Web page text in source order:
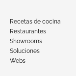
Recetas de cocina
Restaurantes
Showrooms
Soluciones
Webs